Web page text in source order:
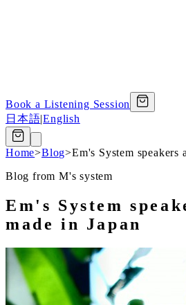
Book a Listening Session
日本語|English
Home>Blog>Em's System speakers
Blog from M's system
Em's System
made in Japan